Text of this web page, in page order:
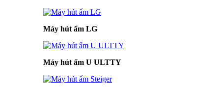
Máy hút ẩm LG
Máy hút ẩm U ULTTY